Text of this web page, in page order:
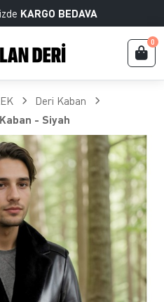
KARGO BEDAVA
0
Deri Kaban
- Siyah